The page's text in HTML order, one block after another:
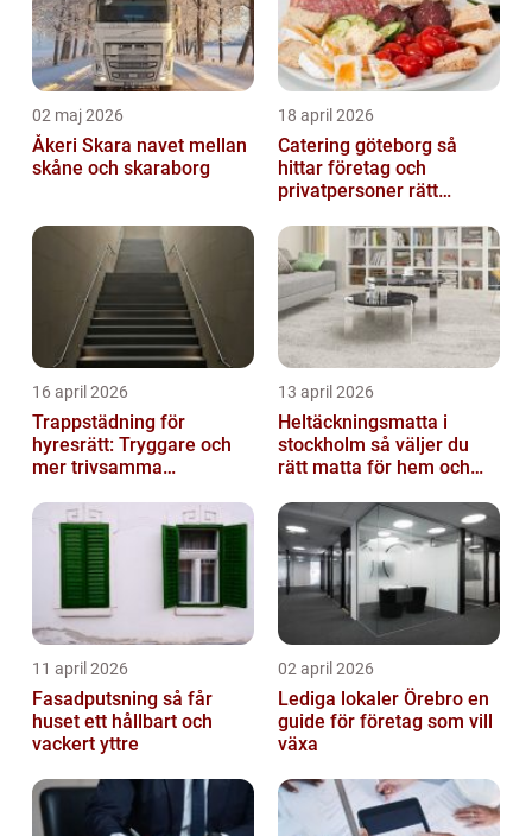
02 maj 2026
Åkeri Skara navet mellan
skåne och skaraborg
18 april 2026
Catering göteborg så
hittar företag och
privatpersoner rätt
16 april 2026
Trappstädning för
hyresrätt: Tryggare och
mer trivsamma
13 april 2026
Heltäckningsmatta i
stockholm så väljer du
rätt matta för hem och
11 april 2026
Fasadputsning så får
huset ett hållbart och
vackert yttre
02 april 2026
Lediga lokaler Örebro en
guide för företag som vill
växa